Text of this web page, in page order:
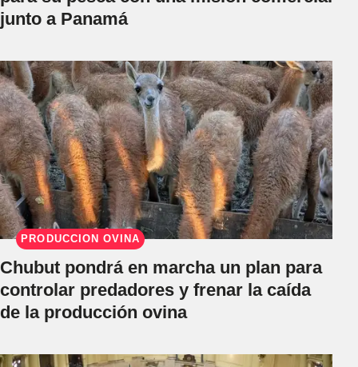
junto a Panamá
PRODUCCIÓN OVINA
Chubut pondrá en marcha un plan para
controlar predadores y frenar la caída
de la producción ovina